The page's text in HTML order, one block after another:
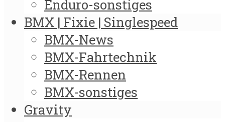
Enduro-sonstiges
BMX | Fixie | Singlespeed
BMX-News
BMX-Fahrtechnik
BMX-Rennen
BMX-sonstiges
Gravity